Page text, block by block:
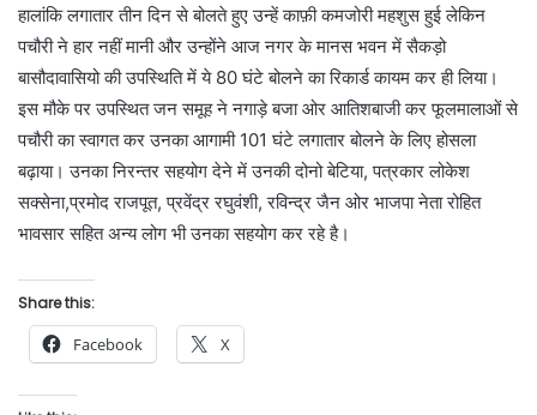
हालांकि लगातार तीन दिन से बोलते हुए उन्हें काफ़ी कमजोरी महशुस हुई लेकिन
पचौरी ने हार नहीं मानी और उन्होंने आज नगर के मानस भवन में सैकड़ो
बासौदावासियो की उपस्थिति में ये 80 घंटे बोलने का रिकार्ड कायम कर ही लिया।
इस मौके पर उपस्थित जन समूह ने नगाड़े बजा ओर आतिशबाजी कर फूलमालाओं से
पचौरी का स्वागत कर उनका आगामी 101 घंटे लगातार बोलने के लिए होसला
बढ़ाया। उनका निरन्तर सहयोग देने में उनकी दोनो बेटिया, पत्रकार लोकेश
सक्सेना,प्रमोद राजपूत, प्रवेंद्र रघुवंशी, रविन्द्र जैन ओर भाजपा नेता रोहित
भावसार सहित अन्य लोग भी उनका सहयोग कर रहे है।
Share this:
Facebook X